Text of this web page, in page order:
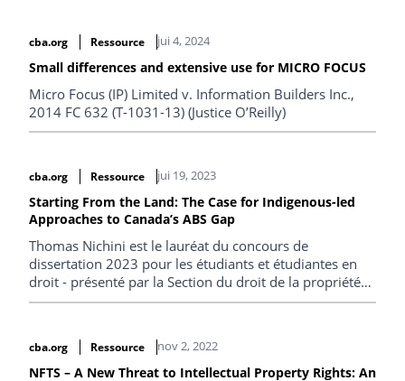
cba.org Ressource jui 4, 2024
Small differences and extensive use for MICRO FOCUS
Micro Focus (IP) Limited v. Information Builders Inc.,
2014 FC 632 (T-1031-13) (Justice O’Reilly)
cba.org Ressource jui 19, 2023
Starting From the Land: The Case for Indigenous-led
Approaches to Canada’s ABS Gap
Thomas Nichini est le lauréat du concours de
dissertation 2023 pour les étudiants et étudiantes en
droit - présenté par la Section du droit de la propriété
intellectuelle de l'ABC. (uniquement en anglais)
cba.org Ressource nov 2, 2022
NFTS – A New Threat to Intellectual Property Rights: An